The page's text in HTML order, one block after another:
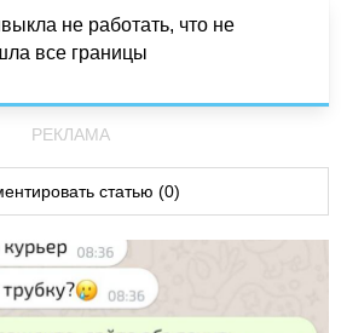
не работать, что не
все границы
РЕКЛАМА
статью (0)